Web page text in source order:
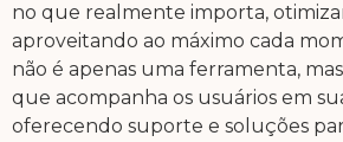
no que realmente importa,
aproveitando ao máximo cada
não é apenas uma ferramenta,
que acompanha os usuários em
oferecendo suporte e soluções